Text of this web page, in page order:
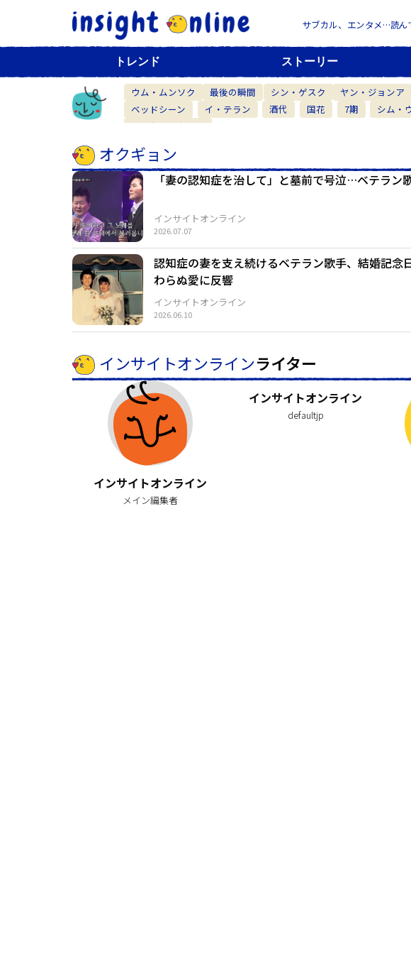
サブカル、エンタメ…読ん
トレンド ストーリー
ウム・ムンソク 最後の瞬間 シン・ゲスク ヤン・ジョンア
ベッドシーン
イ・テラン 酒代 国花 7期 シム・
ベーカリーカフェ
オクギョン
「妻の認知症を治して」と墓前で号泣…ベテラン
2026.07.07
インサイトオンライン
認知症の妻を支え続けるベテラン歌手、結婚記
わらぬ愛に反響
2026.06.10
インサイトオンライン
インサイトオンラインライター
インサイトオンライン
メイン編集者
インサイトオンライン
defaultjp